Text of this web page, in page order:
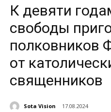
К девяти
свободы
полковников
от
священников
Sota Vision 17.08.2024